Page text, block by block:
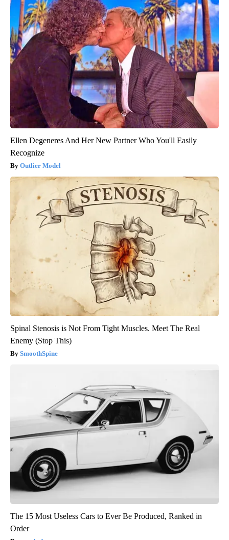
Ellen Degeneres And Her New Partner Who You'll Easily
Recognize
Outlier Model
Spinal Stenosis is Not From Tight Muscles. Meet The Real
Enemy (Stop This)
SmoothSpine
The 15 Most Useless Cars to Ever Be Produced, Ranked in
Order